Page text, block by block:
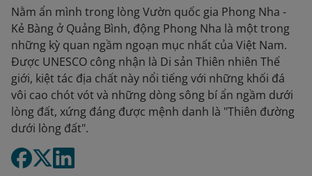
Nằm ẩn mình trong lòng Vườn quốc gia Phong Nha -
Kẻ Bàng ở Quảng Bình, động Phong Nha là một trong
những kỳ quan ngầm ngoạn mục nhất của Việt Nam.
Được UNESCO công nhận là Di sản Thiên nhiên Thế
giới, kiệt tác địa chất này nổi tiếng với những khối đá
vôi cao chót vót và những dòng sông bí ẩn ngầm dưới
lòng đất, xứng đáng được mệnh danh là "Thiên đường
dưới lòng đất".